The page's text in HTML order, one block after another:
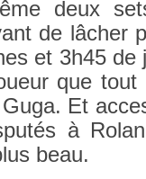
deux
de lâcher
et 3h45 de
que
Et
à
beau.